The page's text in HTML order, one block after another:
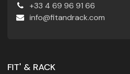
+33 4 69 96 91 66
info@fitandrack.com
FIT' & RACK